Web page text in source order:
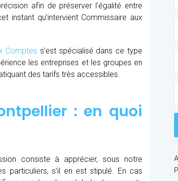
afin de préserver l’égalité entre
instant qu’intervient Commissaire aux
Comptes s’est spécialisé dans ce type
les entreprises et les groupes en
des tarifs très accessibles.
: en quoi
consiste à apprécier, sous notre
particuliers, s’il en est stipulé. En cas